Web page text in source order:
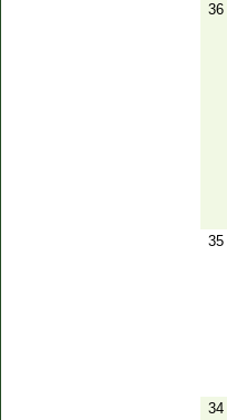
36
35
34